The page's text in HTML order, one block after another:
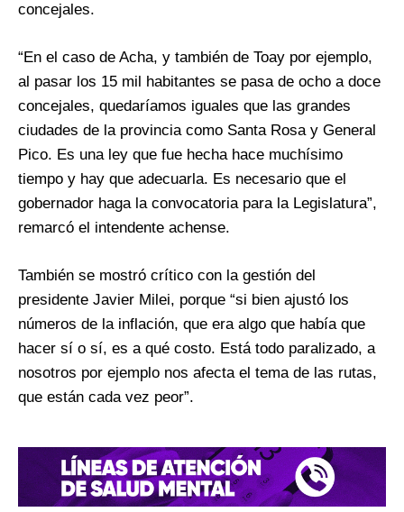
concejales.
“En el caso de Acha, y también de Toay por ejemplo,
al pasar los 15 mil habitantes se pasa de ocho a doce
concejales, quedaríamos iguales que las grandes
ciudades de la provincia como Santa Rosa y General
Pico. Es una ley que fue hecha hace muchísimo
tiempo y hay que adecuarla. Es necesario que el
gobernador haga la convocatoria para la Legislatura”,
remarcó el intendente achense.
También se mostró crítico con la gestión del
presidente Javier Milei, porque “si bien ajustó los
números de la inflación, que era algo que había que
hacer sí o sí, es a qué costo. Está todo paralizado, a
nosotros por ejemplo nos afecta el tema de las rutas,
que están cada vez peor”.